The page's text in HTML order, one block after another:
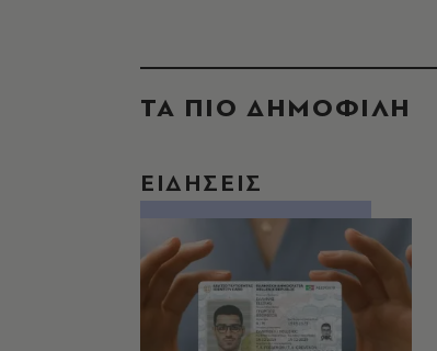
ΤΑ ΠΙΟ ΔΗΜΟΦΙΛΗ
ΕΙΔΗΣΕΙΣ